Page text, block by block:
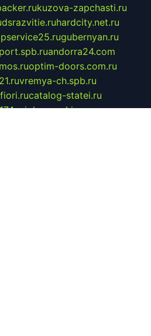
kuzova-zapchasti.ru
dsrazvitie.ruhardcity.net.ru
gubernyan.ru
andorra24.com
optim-doors.com.ru
vremya-ch.spb.ru
catalog-statei.ru
ipkameryhiseeu.ru